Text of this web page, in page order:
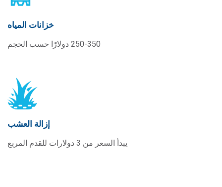
خزانات المياه
250-350 دولارًا حسب الحجم
إزالة العشب
يبدأ السعر من 3 دولارات للقدم المربع